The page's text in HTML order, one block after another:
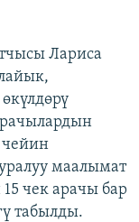
Лариса
маалымат
чек арачы бар
табылды.